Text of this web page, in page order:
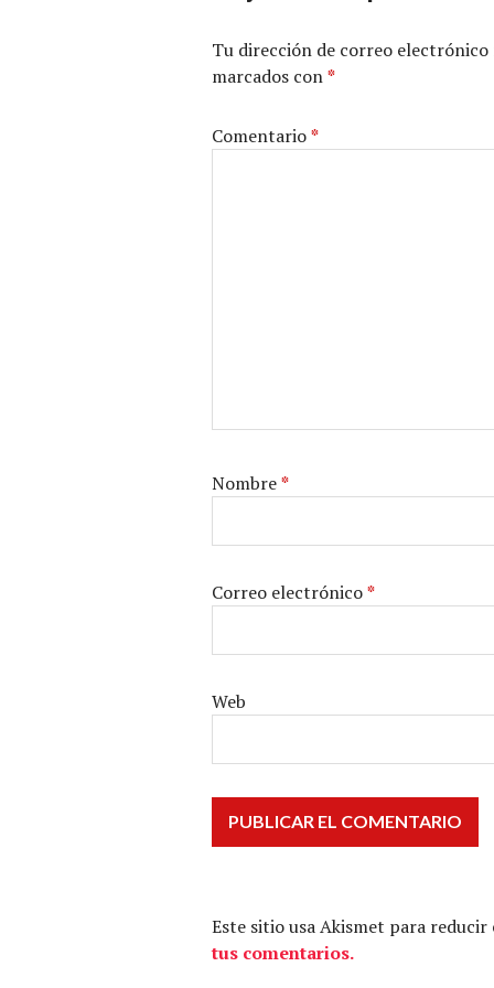
Tu dirección de correo electrónico
marcados con*
Comentario*
Nombre*
Correo electrónico*
Web
Este sitio usa Akismet para reducir
tus comentarios.